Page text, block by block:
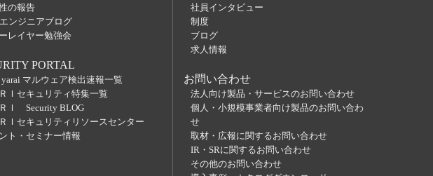
の報告
ンジニアブログ
レイヤー勉強会
PORTAL
yarai マルウェア検出速報一覧
Ｉセキュリティ特集一覧
Ｉ Security BLOG
Ｉセキュリティリソースセンター
ト・セミナー情報
社員インタビュー
制度
ブログ
求人情報
お問い合わせ
法人向け製品・サービスのお問い合わせ
個人・小規模事業者向け製品のお問い合わ
せ
取材・広報に関するお問い合わせ
IR・SRに関するお問い合わせ
その他のお問い合わせ